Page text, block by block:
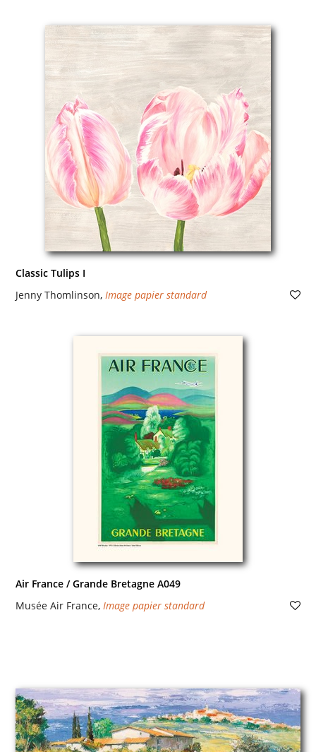
Classic Tulips I
Jenny Thomlinson, Image papier standard
Air France / Grande Bretagne A049
Musée Air France, Image papier standard